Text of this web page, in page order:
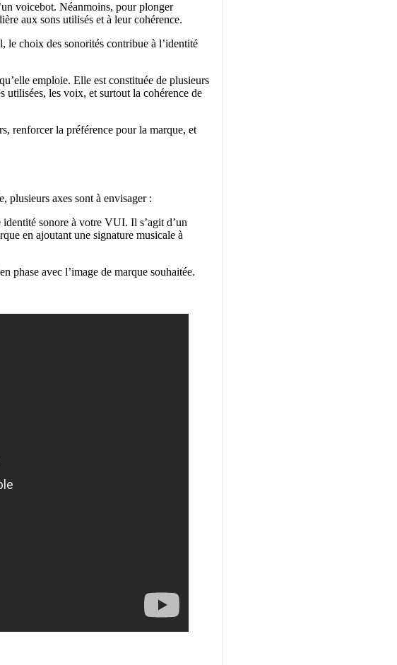
voicebot. Néanmoins, pour plonger
aux sons utilisés et à leur cohérence.
le choix des sonorités contribue à l’identité
emploie. Elle est constituée de plusieurs
utilisées, les voix, et surtout la cohérence de
renforcer la préférence pour la marque, et
plusieurs axes sont à envisager :
sonore à votre VUI. Il s’agit d’un
en ajoutant une signature musicale à
phase avec l’image de marque souhaitée.